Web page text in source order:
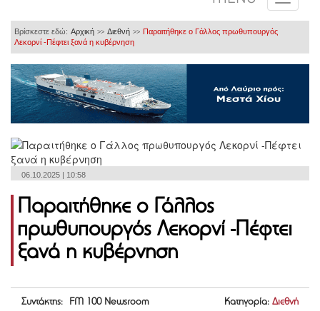
Βρίσκεστε εδώ: Αρχική >> Διεθνή >> Παραιτήθηκε ο Γάλλος πρωθυπουργός
Λεκορνί -Πέφτει ξανά η κυβέρνηση
06.10.2025 | 10:58
Παραιτήθηκε ο Γάλλος
πρωθυπουργός Λεκορνί -Πέφτει
ξανά η κυβέρνηση
Συντάκτης: FM 100 Newsroom Κατηγορία: Διεθνή